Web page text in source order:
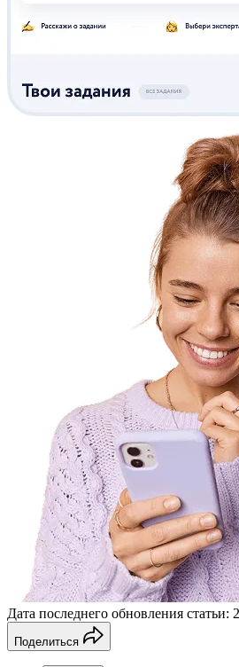
Дата последнего обновления статьи:
Поделиться